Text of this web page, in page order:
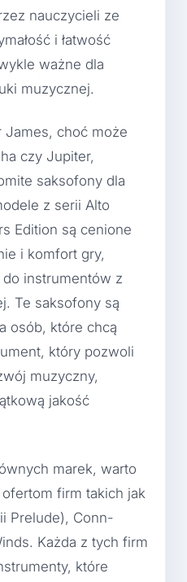
nauczycieli ze
i łatwość
ważne dla
muzycznej.
James, choć może
czy Jupiter,
saksofony dla
z serii Alto
Edition są cenione
i komfort gry,
instrumentów z
Te saksofony są
osób, które chcą
który pozwoli
muzyczny,
jakość
marek, warto
firm takich jak
Prelude), Conn-
Każda z tych firm
które